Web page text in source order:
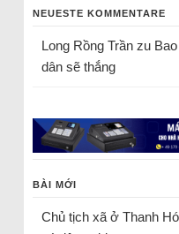
NEUESTE KOMMENTARE
Long Rồng Trầnzu
dân sẽ thắng
BÀI MỚI
Chủ tịch xã ở Thanh